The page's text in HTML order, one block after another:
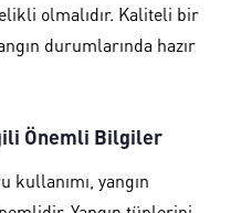
olmalıdır. Kaliteli bir
durumlarında hazır
Önemli Bilgiler
yangın